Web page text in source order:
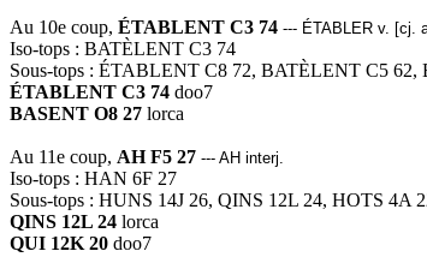
Au 10e coup, ÉTABLENT C3 74 --- ÉTABLER v. [cj.
Iso-tops : BATÈLENT C3 74
Sous-tops : ÉTABLENT C8 72, BATÈLENT C5
ÉTABLENT C3 74 doo7
BASENT O8 27 lorca
Au 11e coup, AH F5 27 --- AH interj.
Iso-tops : HAN 6F 27
Sous-tops : HUNS 14J 26, QINS 12L 24, HOTS 4A
QINS 12L 24 lorca
QUI 12K 20 doo7